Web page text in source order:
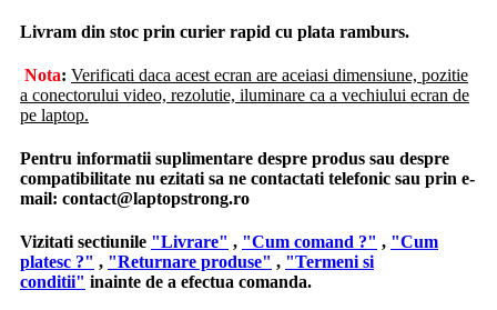
Livram din stoc prin curier rapid cu plata ramburs.
Nota: Verificati daca acest ecran are aceiasi dimensiune, pozitie
a conectorului video, rezolutie, iluminare ca a vechiului ecran de
pe laptop.
Pentru informatii suplimentare despre produs sau despre
compatibilitate nu ezitati sa ne contactati telefonic sau prin e-
mail: contact@laptopstrong.ro
Vizitati sectiunile "Livrare" , "Cum comand ?" , "Cum
platesc ?" , "Returnare produse" , "Termeni si
conditii" inainte de a efectua comanda.